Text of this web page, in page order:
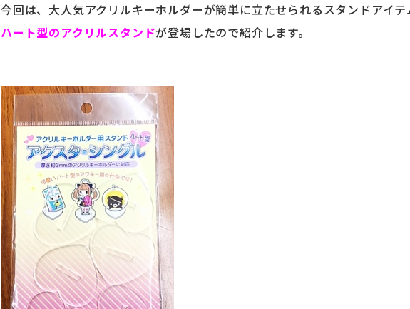
今回は、大人気アクリルキーホルダーが簡単に立たせられるスタンドアイテ
ハート型のアクリルスタンドが登場したので紹介します。